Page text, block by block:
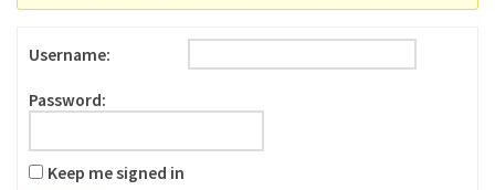
Username:
Password:
Keep me signed in